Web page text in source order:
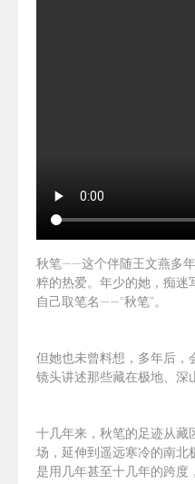
秋笔——这个伴随王文燕多
粹的热爱。年少的她，痴迷
自己取笔名——“秋笔”。
但她也未曾料想，多年后，
镜头讲述那些藏在极地、深
十几年来，秋笔的足迹从藏
场，延伸到遥远寒冷的南北
是用几年甚至十几年的跨度